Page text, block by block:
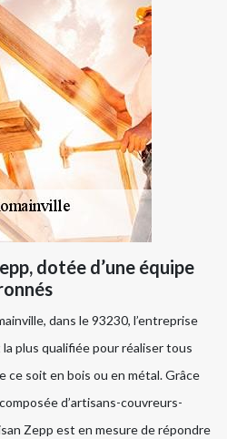
dotée d’une équipe
dans le 93230, l’entreprise
plus qualifiée pour réaliser tous
ce soit en bois ou en métal. Grâce
d’artisans-couvreurs-
Zepp est en mesure de répondre